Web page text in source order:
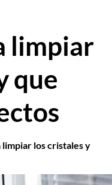
limpiar
que
los cristales y